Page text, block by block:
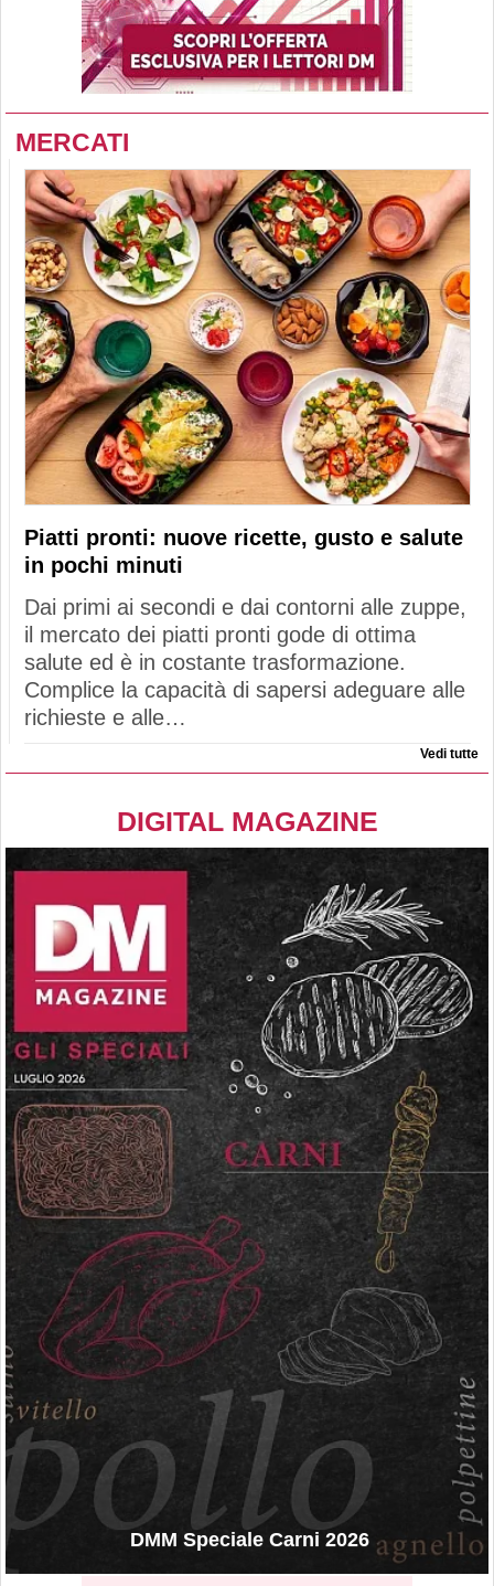
MERCATI
Piatti pronti: nuove ricette, gusto e salute
in pochi minuti
Dai primi ai secondi e dai contorni alle zuppe,
il mercato dei piatti pronti gode di ottima
salute ed è in costante trasformazione.
Complice la capacità di sapersi adeguare alle
richieste e alle…
Vedi tutte
DIGITAL MAGAZINE
DMM Speciale Carni 2026